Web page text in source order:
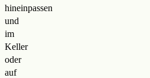
hineinpassen
und
im
Keller
oder
auf